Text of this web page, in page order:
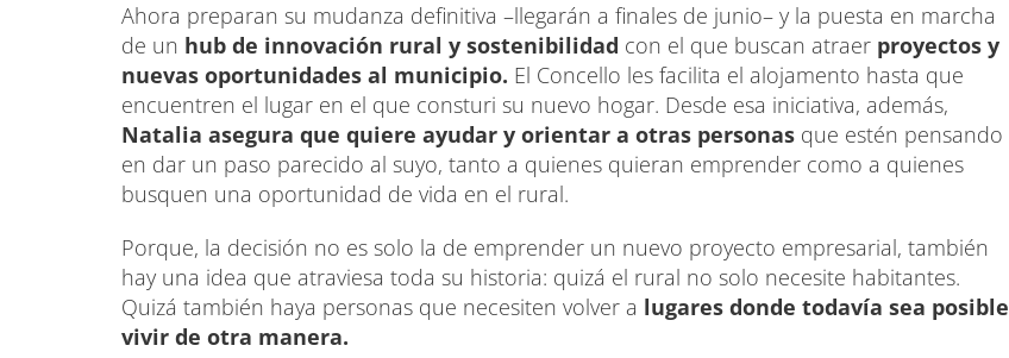
Ahora preparan su mudanza definitiva –llegarán a finales de junio– y la puesta en marcha
de un hub de innovación rural y sostenibilidad con el que buscan atraer proyectos y
nuevas oportunidades al municipio. El Concello les facilita el alojamento hasta que
encuentren el lugar en el que consturi su nuevo hogar. Desde esa iniciativa, además,
Natalia asegura que quiere ayudar y orientar a otras personas que estén pensando
en dar un paso parecido al suyo, tanto a quienes quieran emprender como a quienes
busquen una oportunidad de vida en el rural.
Porque, la decisión no es solo la de emprender un nuevo proyecto empresarial, también
hay una idea que atraviesa toda su historia: quizá el rural no solo necesite habitantes.
Quizá también haya personas que necesiten volver a lugares donde todavía sea posible
vivir de otra manera.